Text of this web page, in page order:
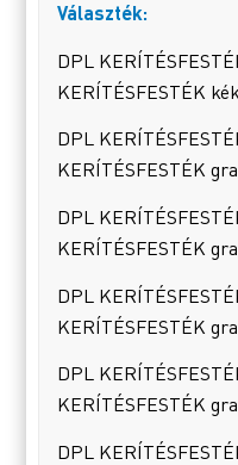
Választék:
DPL
KERÍTÉSFESTÉK
DPL
KERÍTÉSFESTÉK
DPL
KERÍTÉSFESTÉK
DPL
KERÍTÉSFESTÉK
DPL
KERÍTÉSFESTÉK
DPL